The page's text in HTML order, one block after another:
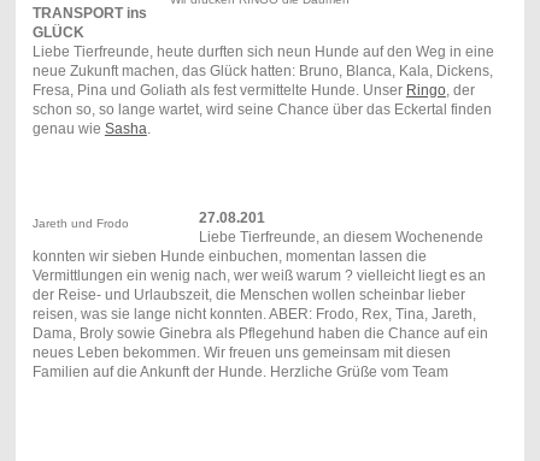
TRANSPORT ins
GLÜCK
Liebe Tierfreunde, heute durften sich neun Hunde auf den Weg in eine
neue Zukunft machen, das Glück hatten: Bruno, Blanca, Kala, Dickens,
Fresa, Pina und Goliath als fest vermittelte Hunde. Unser Ringo, der
schon so, so lange wartet, wird seine Chance über das Eckertal finden
genau wie Sasha
Jareth und Frodo
27.08.201
Liebe Tierfreunde, an diesem Wochenende
konnten wir sieben Hunde einbuchen, momentan lassen die
Vermittlungen ein wenig nach, wer weiß warum ? vielleicht liegt es an
der Reise- und Urlaubszeit, die Menschen wollen scheinbar lieber
reisen, was sie lange nicht konnten. ABER: Frodo, Rex, Tina, Jareth,
Dama, Broly sowie Ginebra als Pflegehund haben die Chance auf ein
neues Leben bekommen. Wir freuen uns gemeinsam mit diesen
Familien auf die Ankunft der Hunde. Herzliche Grüße vom Team